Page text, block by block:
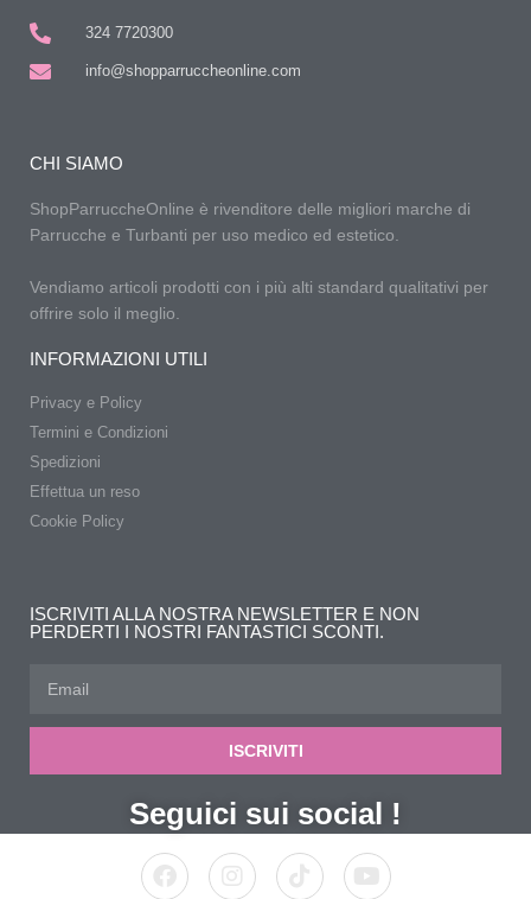
324 7720300
info@shopparruccheonline.com
CHI SIAMO
ShopParruccheOnline è rivenditore delle migliori marche di
Parrucche e Turbanti per uso medico ed estetico.
Vendiamo articoli prodotti con i più alti standard qualitativi per
offrire solo il meglio.
INFORMAZIONI UTILI
Privacy e Policy
Termini e Condizioni
Spedizioni
Effettua un reso
Cookie Policy
ISCRIVITI ALLA NOSTRA NEWSLETTER E NON
PERDERTI I NOSTRI FANTASTICI SCONTI.
ISCRIVITI
Seguici sui social !